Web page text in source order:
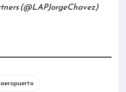
(@LAPJorgeChavez)
aeropuerto